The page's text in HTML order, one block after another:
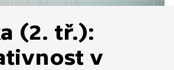
(2. tř.):
v